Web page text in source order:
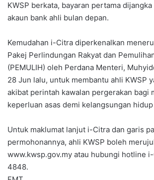
KWSP berkata, bayaran pertama
akaun bank ahli bulan depan.
Kemudahan i-Citra diperkenalkan
Pakej Perlindungan Rakyat dan
(PEMULIH) oleh Perdana Menteri,
28 Jun lalu, untuk membantu ahli KWSP
akibat perintah kawalan pergerakan bagi
keperluan asas demi kelangsungan
Untuk maklumat lanjut i-Citra dan garis
permohonannya, ahli KWSP boleh
www.kwsp.gov.my atau hubungi hotline
4848.